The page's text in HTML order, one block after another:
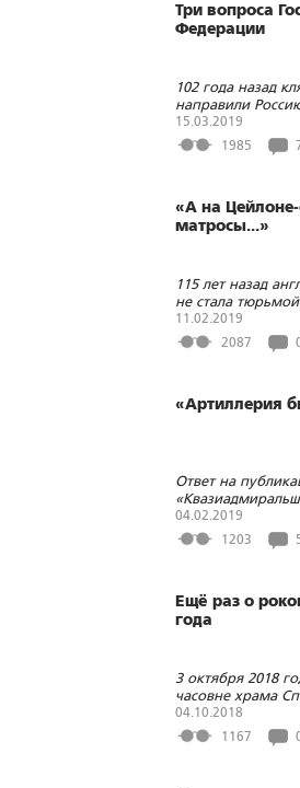
Три вопроса
Федерации
102 года назад
направили
гражданской
15.03.2019
1985
«А на
матросы...»
115 лет назад
не стала
«Варяг»
11.02.2019
2087
«Артиллерия
Ответ на
как болезнь
04.02.2019
1203
Ещё раз о
года
3 октября 2018
часовне храма
кинорежиссёра
Сидельникова и
погибших 25 лет
04.10.2018
1167